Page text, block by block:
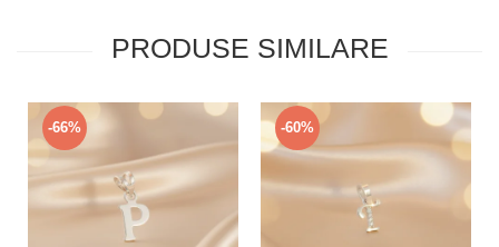
PRODUSE SIMILARE
-66% -60%